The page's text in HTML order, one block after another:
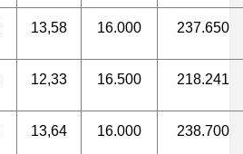
13,58 16.000 237.650
12,33 16.500 218.241
13,64 16.000 238.700